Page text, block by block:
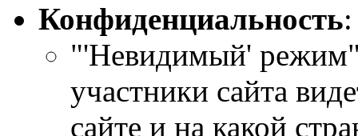
Конфиденциальность:
"'Невидимый' режим"
участники сайта
сайте и на какой